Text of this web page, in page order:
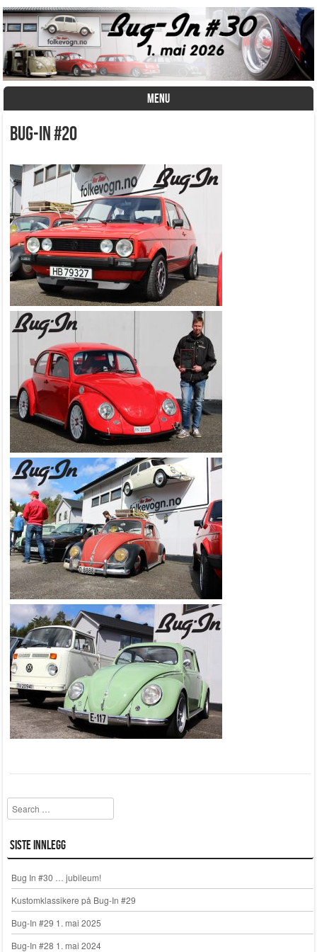
MENU
Bug-In #20
Search
Siste innlegg
Bug In #30 … jubileum!
Kustomklassikere på Bug-In #29
Bug-In #29 1. mai 2025
Bug-In #28 1. mai 2024